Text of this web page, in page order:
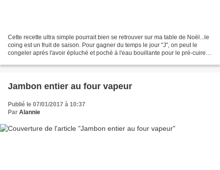
Cette recette ultra simple pourrait bien se retrouver sur ma table de Noël...le
coing est un fruit de saison. Pour gagner du temps le jour "J", on peut le
congeler après l'avoir épluché et poché à l'eau bouillante pour le pré-cuire.
Jambon entier au four vapeur
Publié le 07/01/2017 à 10:37
Par Alannie